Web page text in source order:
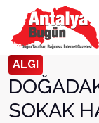
ALGI
SOKAK
Arama Yap!